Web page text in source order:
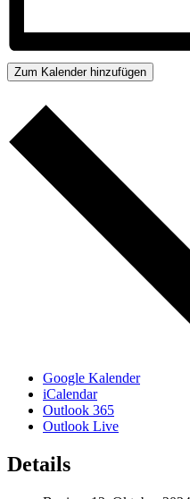
Zum Kalender hinzufügen
Google Kalender
iCalendar
Outlook 365
Outlook Live
Details